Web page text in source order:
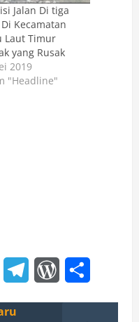
Jalan Di tiga
Kecamatan
Laut Timur
yang Rusak
2019
"Headline"
Print TelegramWordPress